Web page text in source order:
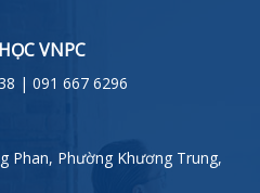
VNPC
| 091 667 6296
Phan, Phường Khương Trung,